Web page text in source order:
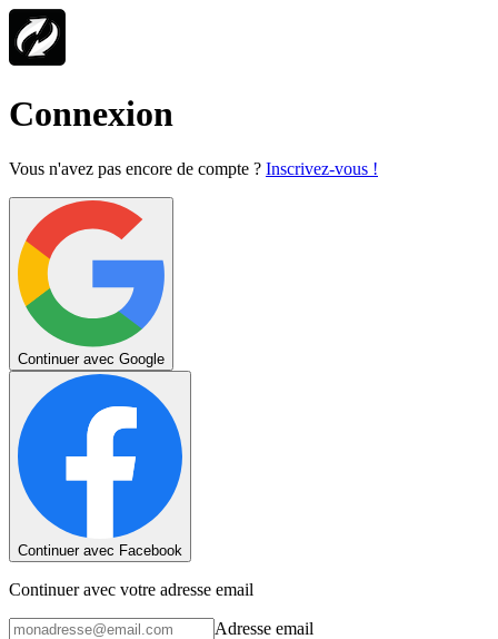
Connexion
Vous n'avez pas encore de compte ? Inscrivez-vous !
Continuer avec Google
Continuer avec Facebook
Continuer avec votre adresse email
Adresse email